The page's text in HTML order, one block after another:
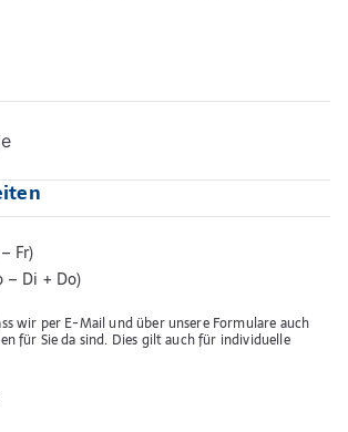
Fr)
– Di + Do)
wir per E-Mail und über unsere Formulare auch
für Sie da sind. Dies gilt auch für individuelle